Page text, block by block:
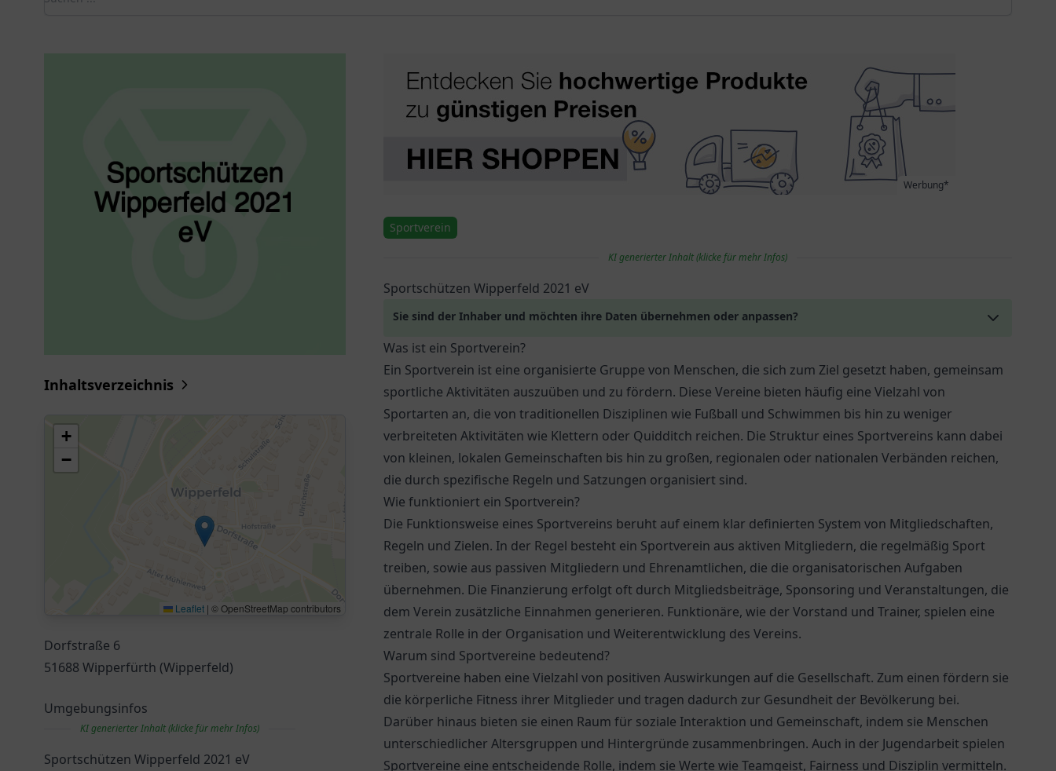
Inhaltsverzeichnis
+
−
Leaflet | © OpenStreetMap contributors
Dorfstraße 6
51688 Wipperfürth (Wipperfeld)
Umgebungsinfos
KI generierter Inhalt (klicke für mehr Infos)
Sportschützen Wipperfeld 2021 eV
Werbung*
Sportverein
KI generierter Inhalt (klicke für mehr Infos)
Sportschützen Wipperfeld 2021 eV
Sie sind der Inhaber und möchten ihre Daten übernehmen oder anpassen?
Was ist ein Sportverein?
Ein Sportverein ist eine organisierte Gruppe von Menschen, die sich zum Ziel gesetzt haben, gemeinsam
sportliche Aktivitäten auszuüben und zu fördern. Diese Vereine bieten häufig eine Vielzahl von
Sportarten an, die von traditionellen Disziplinen wie Fußball und Schwimmen bis hin zu weniger
verbreiteten Aktivitäten wie Klettern oder Quidditch reichen. Die Struktur eines Sportvereins kann dabei
von kleinen, lokalen Gemeinschaften bis hin zu großen, regionalen oder nationalen Verbänden reichen,
die durch spezifische Regeln und Satzungen organisiert sind.
Wie funktioniert ein Sportverein?
Die Funktionsweise eines Sportvereins beruht auf einem klar definierten System von Mitgliedschaften,
Regeln und Zielen. In der Regel besteht ein Sportverein aus aktiven Mitgliedern, die regelmäßig Sport
treiben, sowie aus passiven Mitgliedern und Ehrenamtlichen, die die organisatorischen Aufgaben
übernehmen. Die Finanzierung erfolgt oft durch Mitgliedsbeiträge, Sponsoring und Veranstaltungen, die
dem Verein zusätzliche Einnahmen generieren. Funktionäre, wie der Vorstand und Trainer, spielen eine
zentrale Rolle in der Organisation und Weiterentwicklung des Vereins.
Warum sind Sportvereine bedeutend?
Sportvereine haben eine Vielzahl von positiven Auswirkungen auf die Gesellschaft. Zum einen fördern sie
die körperliche Fitness ihrer Mitglieder und tragen dadurch zur Gesundheit der Bevölkerung bei.
Darüber hinaus bieten sie einen Raum für soziale Interaktion und Gemeinschaft, indem sie Menschen
unterschiedlicher Altersgruppen und Hintergründe zusammenbringen. Auch in der Jugendarbeit spielen
Sportvereine eine entscheidende Rolle, indem sie Werte wie Teamgeist, Fairness und Disziplin vermitteln.